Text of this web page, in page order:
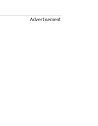
Advertisement